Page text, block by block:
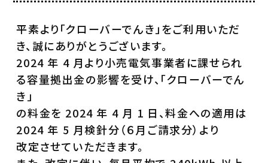
平素より「クローバーでんき」をご利用いただ
き、誠にありがとうございます。
2024 年 4 月より小売電気事業者に課せられ
る容量拠出金の影響を受け、「クローバーでん
き」
の料金を 2024 年 4 月 1 日、料金への適用は
2024 年 5 月検針分（６月ご請求分）より
改定させていただきます。